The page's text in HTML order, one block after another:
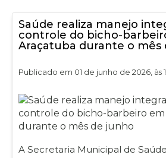
Saúde realiza manejo
controle do bicho-
Araçatuba durante o mês
Publicado em 01 de junho de 2026, às
A Secretaria Municipal de